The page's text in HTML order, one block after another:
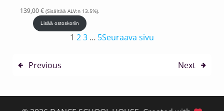
139,00€ (Sisältää ALV:n 13.5%).
Lisää ostoskoriin
1 23 … 5Seuraava sivu
Previous Next